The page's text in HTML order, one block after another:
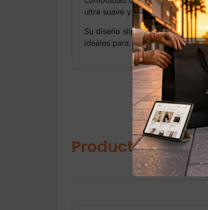
ultra suave y acolchada.
Su diseño slip-on permite
ideales para uso en casa,
Productos